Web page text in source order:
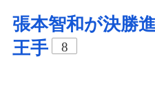
張本智和が決勝
王手
8